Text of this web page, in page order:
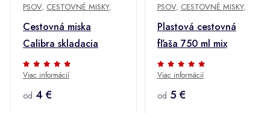
PSOV, CESTOVNÉ MISKY,
Cestovná miska
Calibra skladacia
Viac informácií
od 4 €
PSOV, CESTOVNÉ MISKY,
Plastová cestovná
fľaša 750 ml mix
Viac informácií
od 5 €